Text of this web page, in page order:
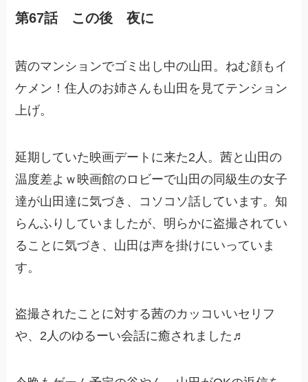
第67話 この後 夜に
茜のマンションでゴミ出し中の山田。ねむ顔もイ
ケメン！住人のお姉さんも山田を見てテンション
上げ。
延期していた映画デートに来た2人。茜と山田の
温度差よｗ映画館のロビーで山田の同級生の女子
達が山田達に気づき、コソコソ話しています。知
らんふりしていましたが、明らかに盗撮されてい
ることに気づき、山田は声を掛けにいっていま
す。
盗撮されたことに対する茜のカッコいいセリフ
や、2人のゆるーい会話に癒されました♬